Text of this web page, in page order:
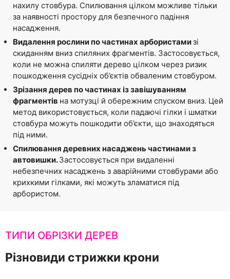
нахилу стовбура. Спилювання цілком можливе тільки
за наявності простору для безпечного падіння
насадження.
Видалення рослини по частинах арбористамизі
скиданням вниз спиляних фрагментів. Застосовується,
коли не можна спиляти дерево цілком через ризик
пошкодження сусідніх об’єктів обваленим стовбуром.
Зрізання дерев по частинах із завішуванням
фрагментів на мотузці й обережним спуском вниз. Цей
метод використовується, коли падаючі гілки і шматки
стовбура можуть пошкодити об’єкти, що знаходяться
під ними.
Спилювання деревних насаджень частинами з
автовишки.Застосовується при видаленні
небезпечних насаджень з аварійними стовбурами або
крихкими гілками, які можуть зламатися під
арбористом.
ТИПИ ОБРІЗКИ ДЕРЕВ
Різновиди стрижки крони